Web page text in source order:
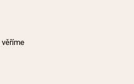
věříme